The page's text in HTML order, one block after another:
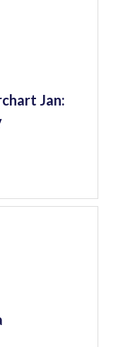
Jan: